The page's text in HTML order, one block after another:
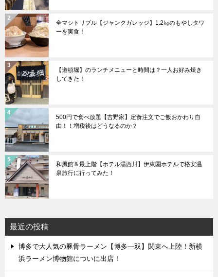
全マシトリプル【ジャンクガレッジ】1.2㎏のもやしタワ
ーを実食！
【道頓堀】のランチメニューと時間は？一人お好み焼き
してきた！
500円で食べ放題【吉野家】定食注文でご飯おかわり自
由！！増税後はどうなるのか？
和風館＆最上階【ホテル湯西川】伊東園ホテルで格安温
泉旅行に行ってみた！
最近の投稿
博多で大人気の豚骨ラーメン【博多一双】関東へ上陸！新横
浜ラーメン博物館についに出店！